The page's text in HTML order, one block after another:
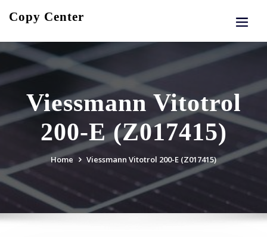
Copy Center
Viessmann Vitotrol
200-E (Z017415)
Home Viessmann Vitotrol 200-E (Z017415)